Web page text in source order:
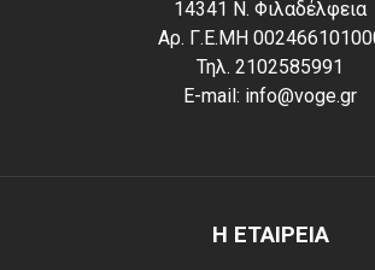
14341 Ν. Φιλαδέλφεια
Αρ. Γ.Ε.ΜΗ
Τηλ. 2102585991
E-mail: info@voge.gr
Η ΕΤΑΙΡΕΙΑ